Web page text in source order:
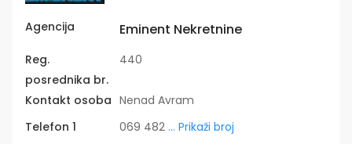
Agencija Eminent Nekretnine
Reg.
posrednika br.
440
Kontakt osoba Nenad Avram
Telefon 1
069 482 ... Prikaži broj